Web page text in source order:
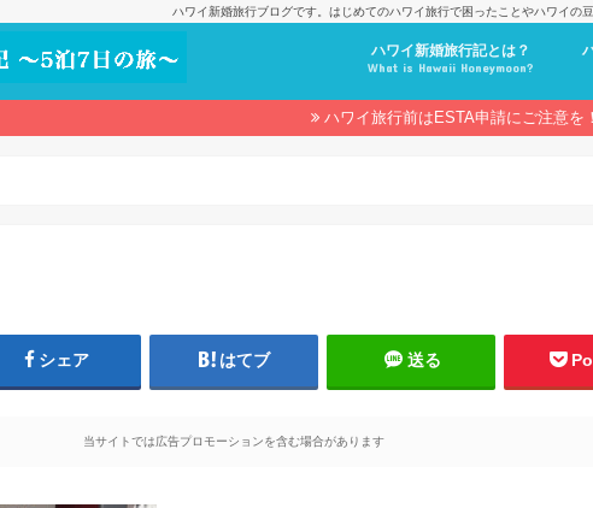
ハワイ新婚旅行ブログです。はじめてのハワイ旅行で困ったことやハワイの
ハワイ新婚旅行記とは？
What is Hawaii Honeymoon?
ハワイ旅行前はESTA申請にご注意を！
シェア はてブ 送る
当サイトでは広告プロモーションを含む場合があります